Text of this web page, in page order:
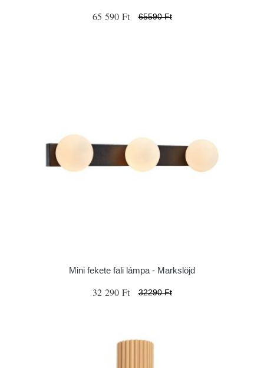
65 590 Ft 65590 Ft
Mini fekete fali lámpa - Markslöjd
32 290 Ft 32290 Ft